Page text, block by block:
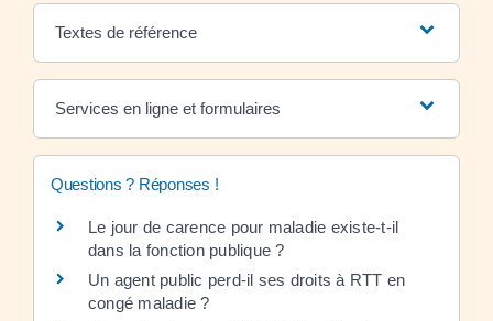
Textes de référence
Services en ligne et formulaires
Questions ? Réponses !
Le jour de carence pour maladie existe-t-il
dans la fonction publique ?
Un agent public perd-il ses droits à RTT en
congé maladie ?